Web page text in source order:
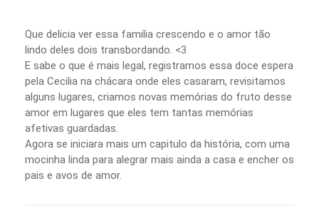
Que delicia ver essa familia crescendo e o amor tão
lindo deles dois transbordando. <3
E sabe o que é mais legal, registramos essa doce espera
pela Cecilia na chácara onde eles casaram, revisitamos
alguns lugares, criamos novas memórias do fruto desse
amor em lugares que eles tem tantas memórias
afetivas guardadas.
Agora se iniciara mais um capitulo da história, com uma
mocinha linda para alegrar mais ainda a casa e encher os
pais e avos de amor.